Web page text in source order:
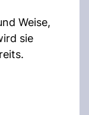
Weise,
sie